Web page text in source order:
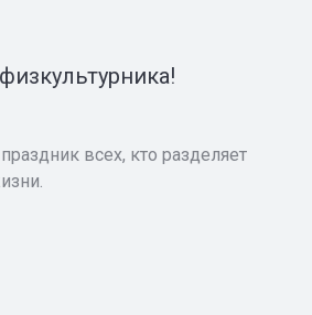
всех, кто разделяет